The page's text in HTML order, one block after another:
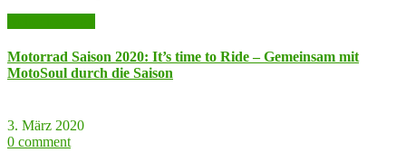
Motorrad Saison 2020: It’s time to Ride – Gemeinsam mit
MotoSoul durch die Saison
3. März 2020
0 comment